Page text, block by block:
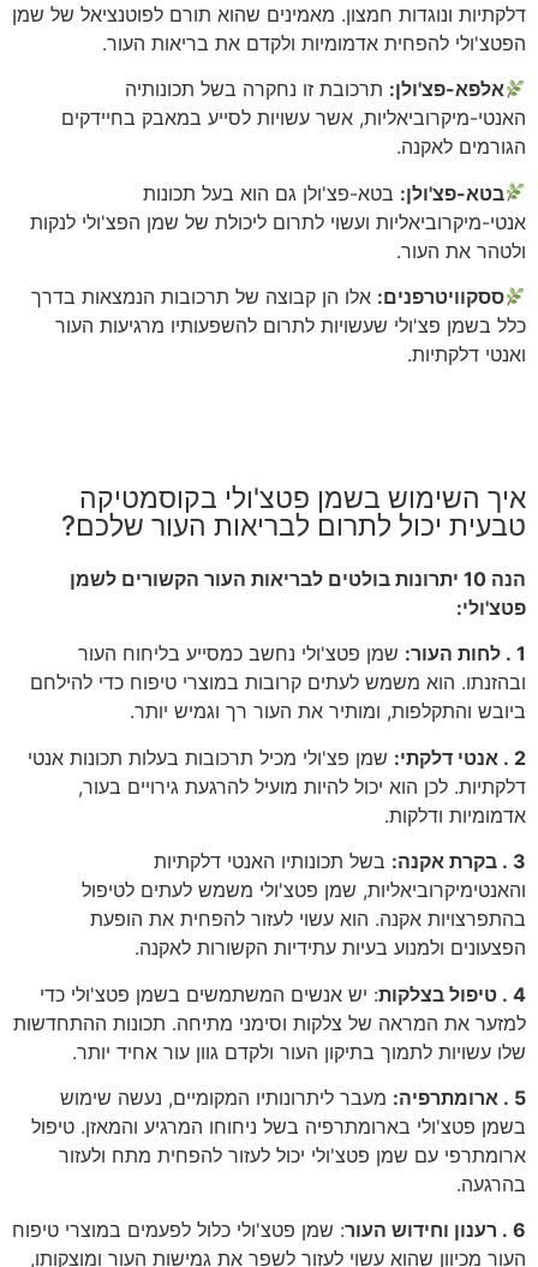
דלקתיות ונוגדות חמצון. מאמינים שהוא תורם לפוטנציאל של שמן
הפטצ'ולי להפחית אדמומיות ולקדם את בריאות העור.
אלפא-פצ'ולן:תרכובת זו נחקרה בשל תכונותיה
האנטי-מיקרוביאליות, אשר עשויות לסייע במאבק בחיידקים
הגורמים לאקנה.
בטא-פצ'ולן:בטא-פצ'ולן גם הוא בעל תכונות
אנטי-מיקרוביאליות ועשוי לתרום ליכולת של שמן הפצ'ולי לנקות
ולטהר את העור.
ססקוויטרפנים:אלו הן קבוצה של תרכובות הנמצאות בדרך
כלל בשמן פצ'ולי שעשויות לתרום להשפעותיו מרגיעות העור
ואנטי דלקתיות.
איך השימוש בשמן פטצ'ולי בקוסמטיקה
טבעית יכול לתרום לבריאות העור שלכם?
הנה 10 יתרונות בולטים לבריאות העור הקשורים לשמן
פטצ'ולי:
1 . לחות העור:
שמן פטצ'ולי נחשב כמסייע בליחוח העור
ובהזנתו. הוא משמש לעתים קרובות במוצרי טיפוח כדי להילחם
ביובש והתקלפות, ומותיר את העור רך וגמיש יותר.
2 . אנטי דלקתי:
שמן פצ'ולי מכיל תרכובות בעלות תכונות אנטי
דלקתיות. לכן הוא יכול להיות מועיל להרגעת גירויים בעור,
אדמומיות ודלקות.
3 . בקרת אקנה:
בשל תכונותיו האנטי דלקתיות
והאנטימיקרוביאליות, שמן פטצ'ולי משמש לעתים לטיפול
בהתפרצויות אקנה. הוא עשוי לעזור להפחית את הופעת
הפצעונים ולמנוע בעיות עתידיות הקשורות לאקנה.
4 . טיפול בצלקות
: יש אנשים המשתמשים בשמן פטצ'ולי כדי
למזער את המראה של צלקות וסימני מתיחה. תכונות ההתחדשות
שלו עשויות לתמוך בתיקון העור ולקדם גוון עור אחיד יותר.
5 . ארומתרפיה:
מעבר ליתרונותיו המקומיים, נעשה שימוש
בשמן פטצ'ולי בארומתרפיה בשל ניחוחו המרגיע והמאזן. טיפול
ארומתרפי עם שמן פטצ'ולי יכול לעזור להפחית מתח ולעזור
בהרגעה.
6 . רענון וחידוש העור
: שמן פטצ'ולי כלול לפעמים במוצרי טיפוח
העור מכיוון שהוא עשוי לעזור לשפר את גמישות העור ומוצקותו,